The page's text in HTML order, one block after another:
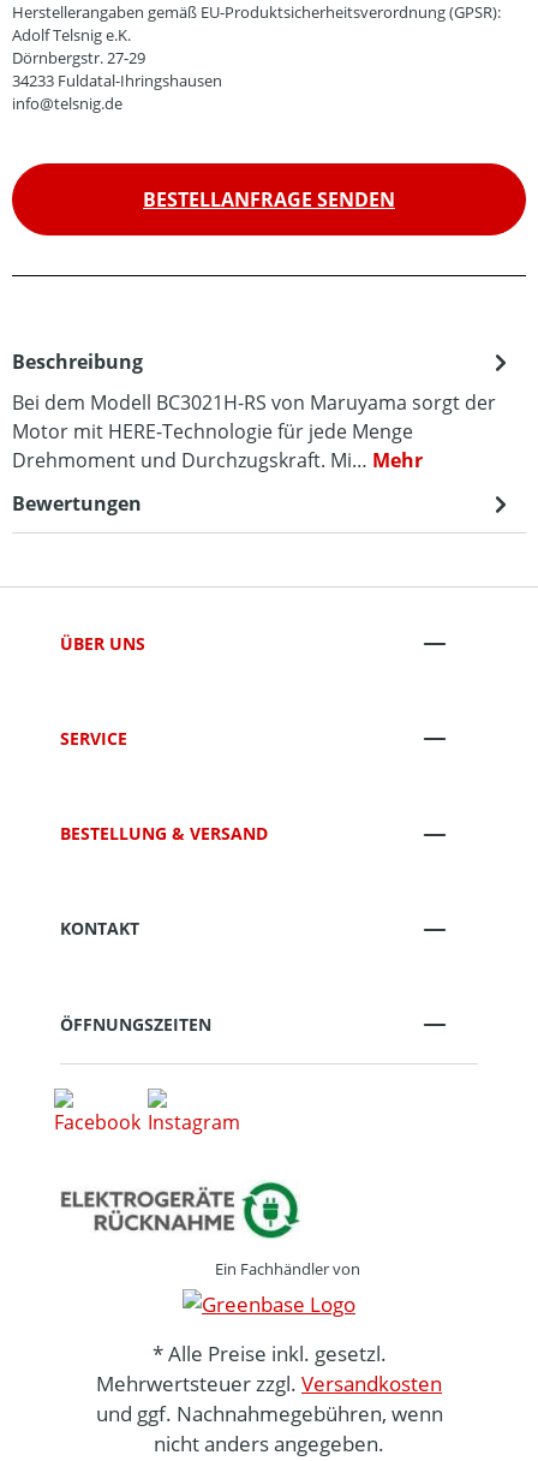
Herstellerangaben gemäß EU-Produktsicherheitsverordnung (GPSR):
Adolf Telsnig e.K.
Dörnbergstr. 27-29
34233 Fuldatal-Ihringshausen
info@telsnig.de
BESTELLANFRAGE SENDEN
Beschreibung
Bei dem Modell BC3021H-RS von Maruyama sorgt der
Motor mit HERE-Technologie für jede Menge
Drehmoment und Durchzugskraft. Mi… Mehr
Bewertungen
ÜBER UNS
SERVICE
BESTELLUNG & VERSAND
KONTAKT
ÖFFNUNGSZEITEN
Ein Fachhändler von
* Alle Preise inkl. gesetzl.
Mehrwertsteuer zzgl. Versandkosten
und ggf. Nachnahmegebühren, wenn
nicht anders angegeben.